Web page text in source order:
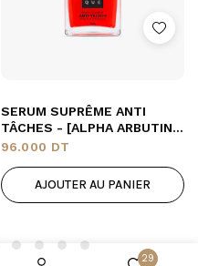
29
SERUM SUPRÊME ANTI
TÂCHES - [ALPHA ARBUTINE
+ VITAMINE C]
96.000 DT
AJOUTER AU PANIER